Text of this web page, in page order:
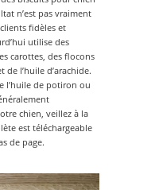
n’est pas vraiment
fidèles et
utilise des
carottes, des flocons
de l’huile d’arachide.
l’huile de potiron ou
chien, veillez à la
est téléchargeable
de page.